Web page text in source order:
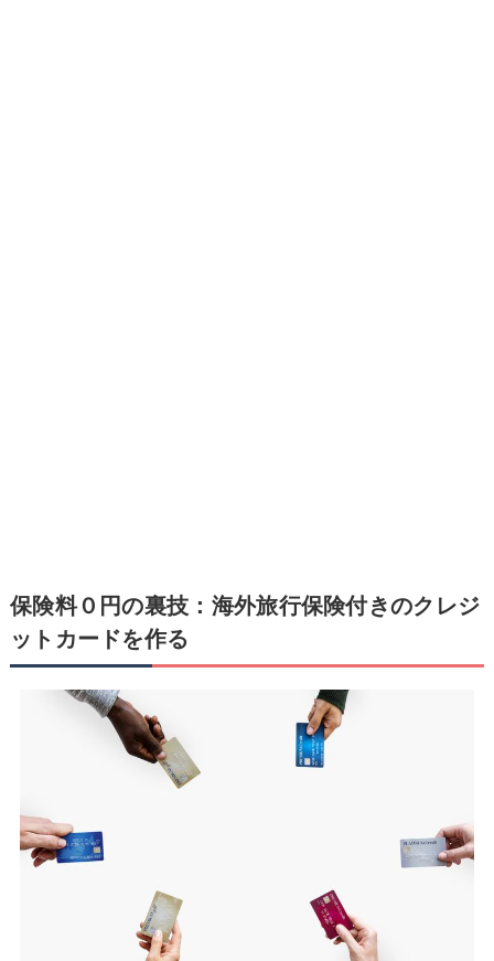
保険料０円の裏技：海外旅行保険付きのクレジ
ットカードを作る